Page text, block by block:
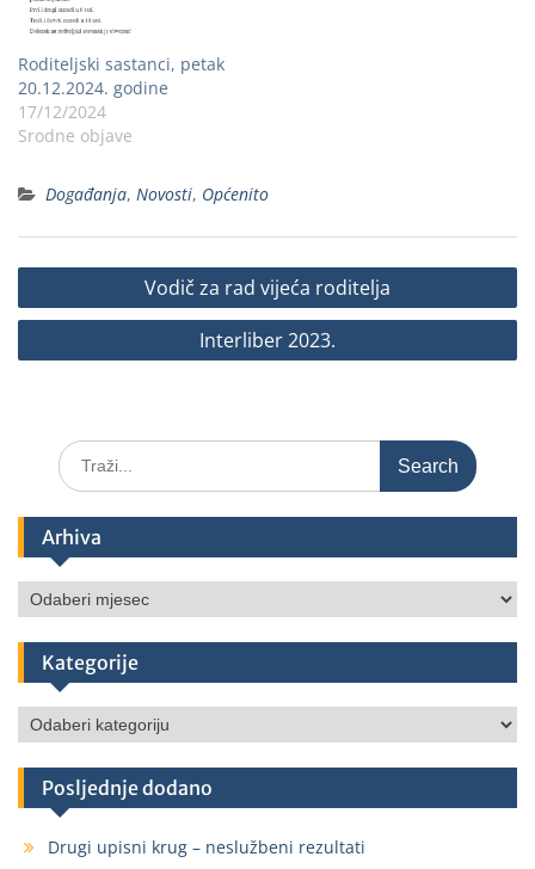
Roditeljski sastanci, petak
20.12.2024. godine
17/12/2024
Srodne objave
Događanja, Novosti, Općenito
Vodič za rad vijeća roditelja
Interliber 2023.
Arhiva
Kategorije
Posljednje dodano
Drugi upisni krug – neslužbeni rezultati